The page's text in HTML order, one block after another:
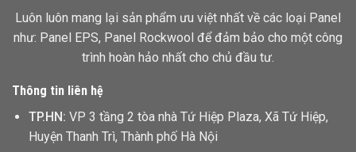
Luôn luôn mang lại sản phẩm ưu việt nhất về các loại Panel
như: Panel EPS, Panel Rockwool để đảm bảo cho một công
trình hoàn hảo nhất cho chủ đầu tư.
Thông tin liên hệ
TP.HN: VP 3 tầng 2 tòa nhà Tứ Hiệp Plaza, Xã Tứ Hiệp,
Huyện Thanh Trì, Thành phố Hà Nội